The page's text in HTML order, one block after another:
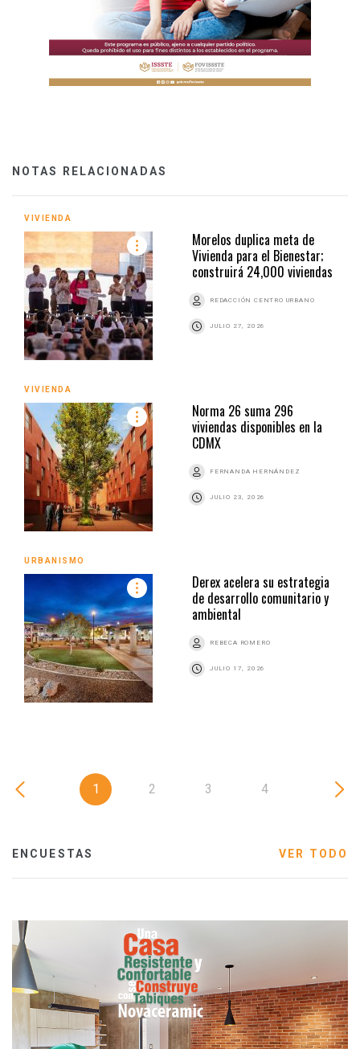
NOTAS RELACIONADAS
VIVIENDA
Morelos duplica meta de
Vivienda para el Bienestar;
construirá 24,000 viviendas
REDACCIÓN CENTRO URBANO
JULIO 27, 2026
VIVIENDA
Norma 26 suma 296
viviendas disponibles en la
CDMX
FERNANDA HERNÁNDEZ
JULIO 23, 2026
URBANISMO
Derex acelera su estrategia
de desarrollo comunitario y
ambiental
REBECA ROMERO
JULIO 17, 2026
1 2 3 4
ENCUESTAS VER TODO